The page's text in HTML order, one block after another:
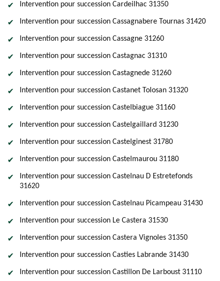
Intervention pour succession Cardeilhac 31350
Intervention pour succession Cassagnabere Tournas 31420
Intervention pour succession Cassagne 31260
Intervention pour succession Castagnac 31310
Intervention pour succession Castagnede 31260
Intervention pour succession Castanet Tolosan 31320
Intervention pour succession Castelbiague 31160
Intervention pour succession Castelgaillard 31230
Intervention pour succession Castelginest 31780
Intervention pour succession Castelmaurou 31180
Intervention pour succession Castelnau D Estretefonds
31620
Intervention pour succession Castelnau Picampeau 31430
Intervention pour succession Le Castera 31530
Intervention pour succession Castera Vignoles 31350
Intervention pour succession Casties Labrande 31430
Intervention pour succession Castillon De Larboust 31110